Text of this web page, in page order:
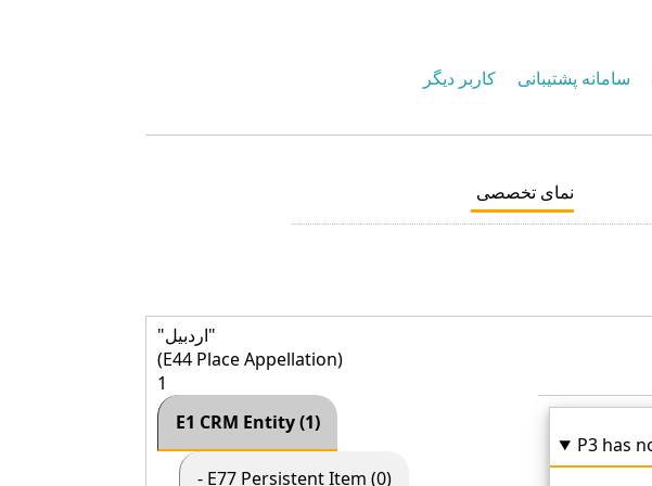
سامانه پشتیبانی کاربر دیگر
نمای تخصصی
"اردبیل"
(E44 Place Appellation)
1
E1 CRM Entity (1)
- E77 Persistent Item (0)
P3 has